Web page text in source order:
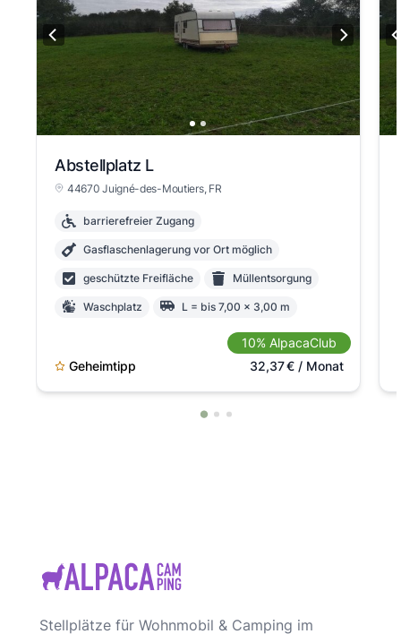
Abstellplatz L
44670 Juigné-des-Moutiers, FR
barrierefreier Zugang
Gasflaschenlagerung vor Ort möglich
geschützte Freifläche Müllentsorgung
Waschplatz L = bis 7,00 x 3,00 m
Anmeldung beim Vermieter notwendig
versicherungspflichtig
Geheimtipp
10% AlpacaClub
32,37€/ Monat
Stellplätze für Wohnmobil & Camping im